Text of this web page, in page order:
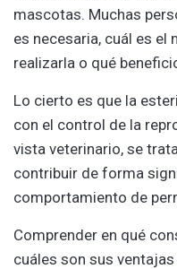
mascotas. Muchas
es necesaria, cuál es el
realizarla o qué
Lo cierto es que la
con el control de la
vista veterinario, se
contribuir de forma
comportamiento de
Comprender en qué
cuáles son sus